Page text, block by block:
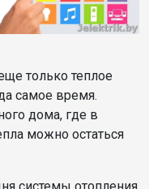
только теплое
самое время.
дома, где в
можно остаться